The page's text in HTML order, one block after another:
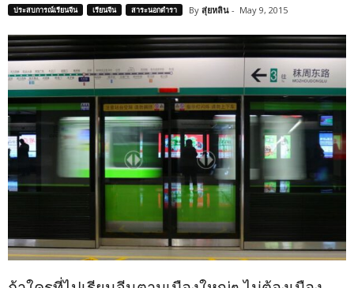
ประสบการณ์เรียนจีน เรียนจีน สาระนอกตำรา By สุ่ยหลิน - May 9, 2015